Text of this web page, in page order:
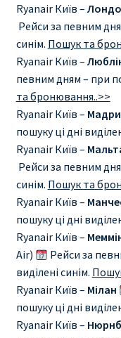
Информация по
КАК НАЙТИ
Кипр
КУПИТЬ
Милан
Париж
ПРАВИЛА
ПРИЛОЖЕНИЕ
ПРОВОЗ БАГАЖА
Ryanair Київ –
Рейси за певним
синім. Пошук та
Ryanair Київ –
певним дням – при
та бронювання..>>
Ryanair Київ –
пошуку ці дні
Ryanair Київ –
Рейси за певним
синім. Пошук та
Ryanair Київ –
пошуку ці дні
Ryanair Київ –
Air)
Рейси за
виділені синім.
Ryanair Київ – Мілан
пошуку ці дні
Ryanair Київ –